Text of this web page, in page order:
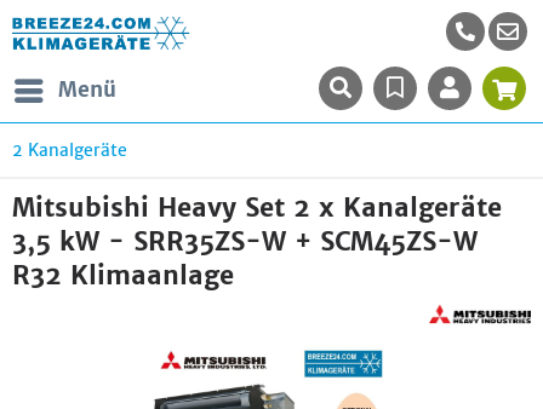
Menü
2 Kanalgeräte
Mitsubishi Heavy Set 2 x Kanalgeräte
3,5 kW - SRR35ZS-W + SCM45ZS-W
R32 Klimaanlage